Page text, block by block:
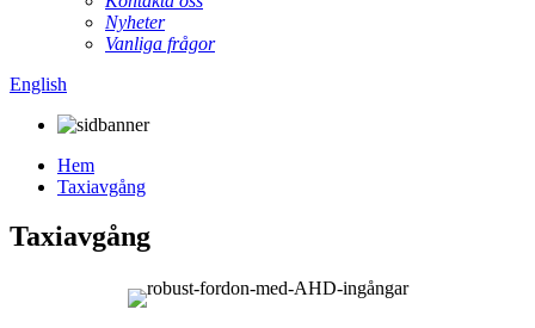
Nyheter
Vanliga frågor
English
Hem
Taxiavgång
Taxiavgång